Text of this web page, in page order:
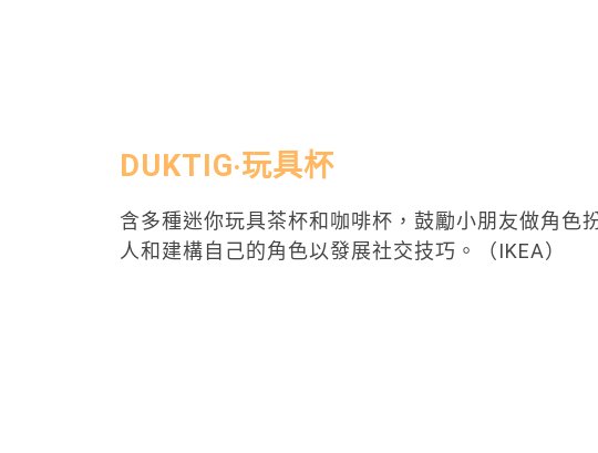
DUKTIG‧玩具杯
含多種迷你玩具茶杯和咖啡杯，鼓勵小朋友做角色
人和建構自己的角色以發展社交技巧。（IKEA）